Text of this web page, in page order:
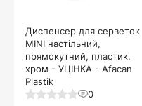
Диспенсер для серветок
MINI настільний,
прямокутний, пластик,
хром - УЦІНКА - Afacan
Plastik
0